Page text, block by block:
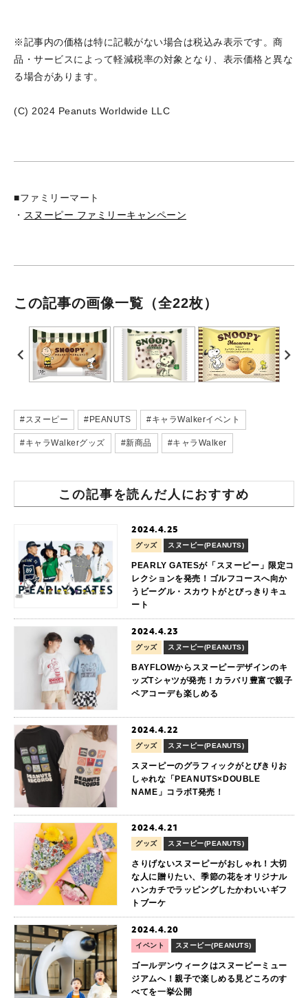
※記事内の価格は特に記載がない場合は税込み表示です。商
品・サービスによって軽減税率の対象となり、表示価格と異な
る場合があります。
(C) 2024 Peanuts Worldwide LLC
■ファミリーマート
・ スヌーピー ファミリーキャンペーン
この記事の画像一覧 （全22枚）
#スヌーピー #PEANUTS #キャラWalkerイベント
#キャラWalkerグッズ #新商品 #キャラWalker
この記事を読んだ人におすすめ
2024.4.25
グッズ スヌーピー(PEANUTS)
PEARLY GATESが「スヌーピー」限定コ
レクションを発売！ゴルフコースへ向か
うビーグル・スカウトがとびっきりキュ
ート
2024.4.23
グッズ スヌーピー(PEANUTS)
BAYFLOWからスヌーピーデザインのキ
ッズTシャツが発売！カラバリ豊富で親子
ペアコーデも楽しめる
2024.4.22
グッズ スヌーピー(PEANUTS)
スヌーピーのグラフィックがとびきりお
しゃれな「PEANUTS×DOUBLE
NAME」コラボT発売！
2024.4.21
グッズ スヌーピー(PEANUTS)
さりげないスヌーピーがおしゃれ！大切
な人に贈りたい、季節の花をオリジナル
ハンカチでラッピングしたかわいいギフ
トブーケ
2024.4.20
イベント スヌーピー(PEANUTS)
ゴールデンウィークはスヌーピーミュー
ジアムへ！親子で楽しめる見どころのす
べてを一挙公開